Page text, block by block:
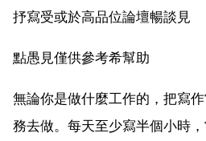
抒寫受或於高品位論壇暢談見
點愚見僅供參考希幫助
無論你是做什麼工作的，把寫
務去做。每天至少寫半個小時，